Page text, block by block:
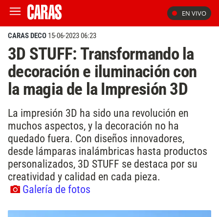
EN VIVO
CARAS DECO 15-06-2023 06:23
3D STUFF: Transformando la
decoración e iluminación con
la magia de la Impresión 3D
La impresión 3D ha sido una revolución en
muchos aspectos, y la decoración no ha
quedado fuera. Con diseños innovadores,
desde lámparas inalámbricas hasta productos
personalizados, 3D STUFF se destaca por su
creatividad y calidad en cada pieza.
Galería de fotos